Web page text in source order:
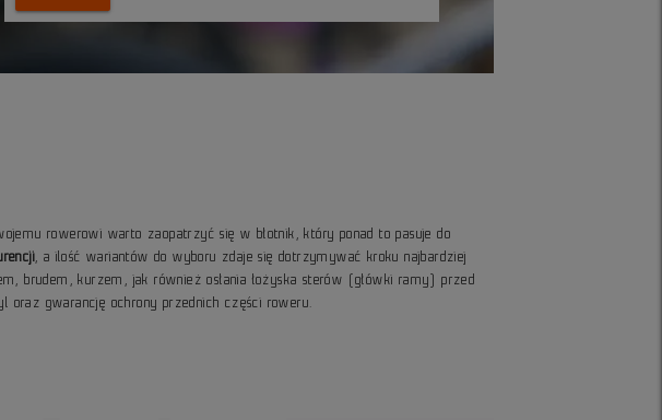
rowerowi warto zaopatrzyć się w błotnik, który ponad to pasuje do
, a ilość wariantów do wyboru zdaje się dotrzymywać kroku najbardziej
brudem, kurzem, jak również osłania łożyska sterów (główki ramy) przed
oraz gwarancję ochrony przednich części roweru.